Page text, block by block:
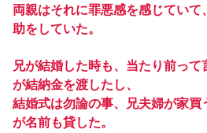
両親はそれに罪悪感を感じてい
助をしていた。
兄が結婚した時も、当たり前っ
が結納金を渡したし、
結婚式は勿論の事、兄夫婦が家買
が名前も貸した。